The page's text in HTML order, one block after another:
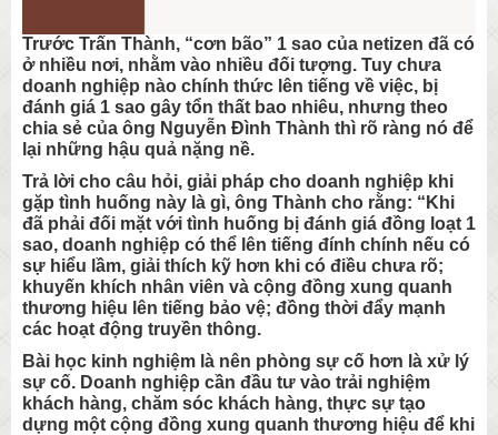
Trước Trấn Thành, “cơn bão” 1 sao của netizen đã có
ở nhiều nơi, nhằm vào nhiều đối tượng. Tuy chưa
doanh nghiệp nào chính thức lên tiếng về việc, bị
đánh giá 1 sao gây tổn thất bao nhiêu, nhưng theo
chia sẻ của ông Nguyễn Đình Thành thì rõ ràng nó để
lại những hậu quả nặng nề.
Trả lời cho câu hỏi, giải pháp cho doanh nghiệp khi
gặp tình huống này là gì, ông Thành cho rằng: “Khi
đã phải đối mặt với tình huống bị đánh giá đồng loạt 1
sao, doanh nghiệp có thể lên tiếng đính chính nếu có
sự hiểu lầm, giải thích kỹ hơn khi có điều chưa rõ;
khuyến khích nhân viên và cộng đồng xung quanh
thương hiệu lên tiếng bảo vệ; đồng thời đẩy mạnh
các hoạt động truyền thông.
Bài học kinh nghiệm là nên phòng sự cố hơn là xử lý
sự cố. Doanh nghiệp cần đầu tư vào trải nghiệm
khách hàng, chăm sóc khách hàng, thực sự tạo
dựng một cộng đồng xung quanh thương hiệu để khi